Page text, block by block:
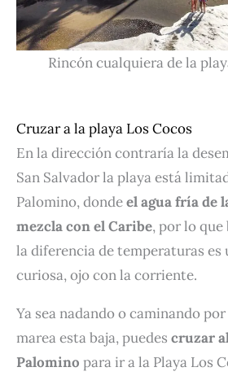
Rincón cualquiera de la
Cruzar a la playa Los Cocos
En la dirección contraría la
San Salvador la playa está
Palomino, dondeel agua fría de
mezcla con el Caribe, por lo
la diferencia de temperaturas es
curiosa, ojo con la corriente.
Ya sea nadando o caminando
marea esta baja, puedes cruzar
Palomino para ir a la Playa Los